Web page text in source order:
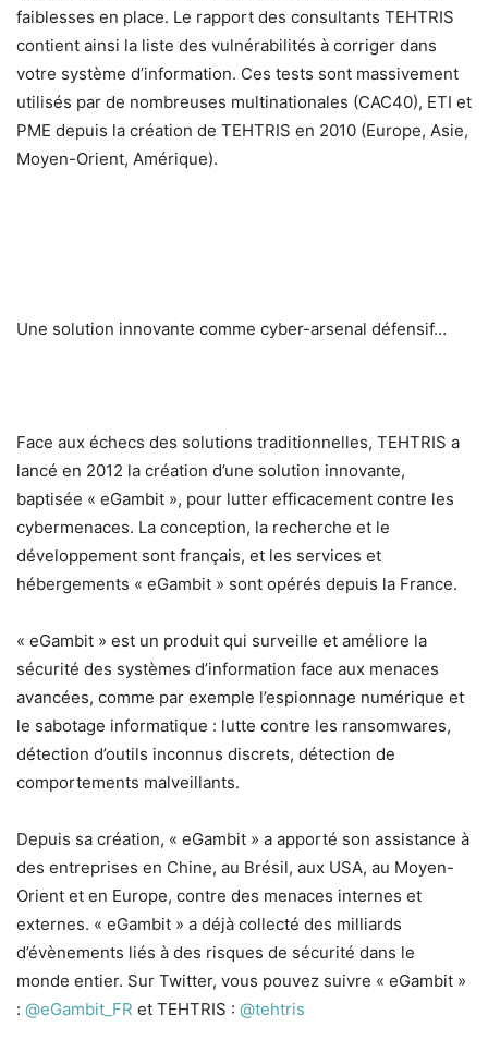
faiblesses en place. Le rapport des consultants TEHTRIS
contient ainsi la liste des vulnérabilités à corriger dans
votre système d’information. Ces tests sont massivement
utilisés par de nombreuses multinationales (CAC40), ETI et
PME depuis la création de TEHTRIS en 2010 (Europe, Asie,
Moyen-Orient, Amérique).
Une solution innovante comme cyber-arsenal défensif…
Face aux échecs des solutions traditionnelles, TEHTRIS a
lancé en 2012 la création d’une solution innovante,
baptisée « eGambit », pour lutter efficacement contre les
cybermenaces. La conception, la recherche et le
développement sont français, et les services et
hébergements « eGambit » sont opérés depuis la France.
« eGambit » est un produit qui surveille et améliore la
sécurité des systèmes d’information face aux menaces
avancées, comme par exemple l’espionnage numérique et
le sabotage informatique : lutte contre les ransomwares,
détection d’outils inconnus discrets, détection de
comportements malveillants.
Depuis sa création, « eGambit » a apporté son assistance à
des entreprises en Chine, au Brésil, aux USA, au Moyen-
Orient et en Europe, contre des menaces internes et
externes. « eGambit » a déjà collecté des milliards
d’évènements liés à des risques de sécurité dans le
monde entier. Sur Twitter, vous pouvez suivre « eGambit »
: @eGambit_FR et TEHTRIS : @tehtris